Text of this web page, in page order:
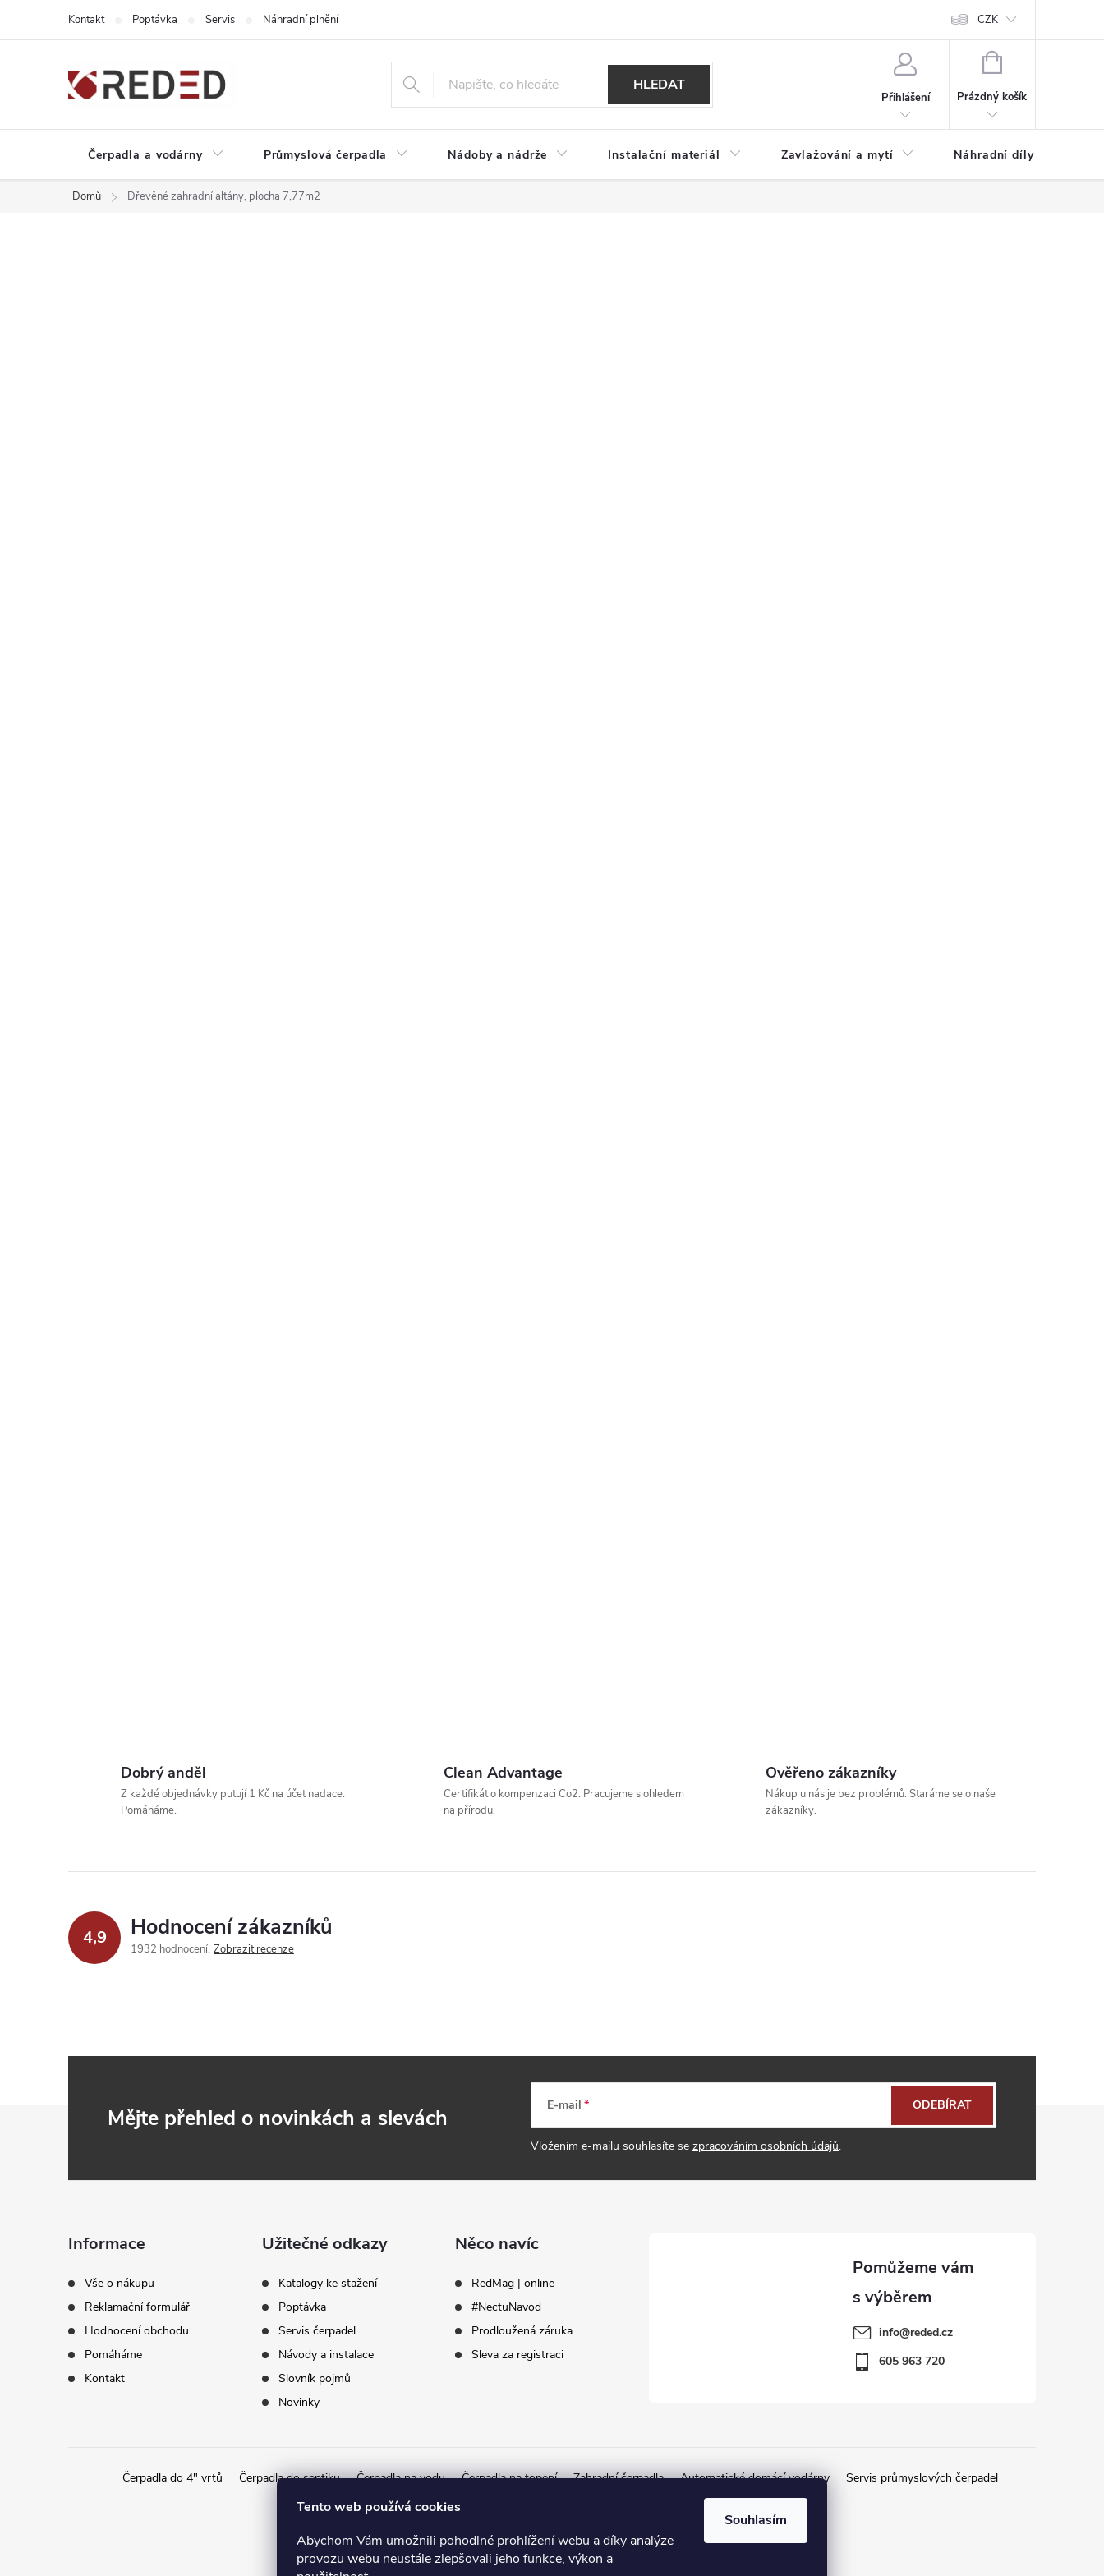
Tento web používá cookies
Abychom Vám umožnili pohodlné prohlížení webu a díky analýze
provozu webu neustále zlepšovali jeho funkce, výkon a
Souhlasím
Kontakt Poptávka Servis Náhradní plnění CZK
HLEDAT
Přihlášení
NÁKUPNÍ
Prázdný košík
Čerpadla a vodárny Průmyslová čerpadla Nádoby a nádrže Instalační materiál Zavlažování a mytí Náhradní díly
Domů Dřevěné zahradní altány, plocha 7,77m2
Dobrý anděl
Z každé objednávky putují 1 Kč na účet nadace.
Pomáháme.
Clean Advantage
Certifikát o kompenzaci Co2. Pracujeme s ohledem
na přírodu.
Ověřeno zákazníky
Nákup u nás je bez problémů. Staráme se o naše
zákazníky.
4,9 Hodnocení zákazníků
1932 hodnocení Zobrazit recenze
Mějte přehled o novinkách a slevách E-mail
Vložením e-mailu souhlasíte se zpracováním osobních údajů.
ODEBÍRAT
Informace
Vše o nákupu
Reklamační formulář
Hodnocení obchodu
Pomáháme
Kontakt
Užitečné odkazy
Katalogy ke stažení
Poptávka
Servis čerpadel
Návody a instalace
Slovník pojmů
Novinky
Něco navíc
RedMag | online
#NectuNavod
Prodloužená záruka
Sleva za registraci
info@reded.cz
605 963 720
Čerpadla do 4" vrtů Čerpadla do septiku Čerpadla na vodu Čerpadla na topení Zahradní čerpadla Automatické domácí vodárny
Servis průmyslových čerpadel